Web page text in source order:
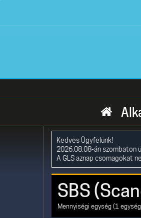
Kedves Ügyfelünk!
2026.08.08-án szombaton
A GLS aznap csomagokat
SBS
Mennyiségi egység (1